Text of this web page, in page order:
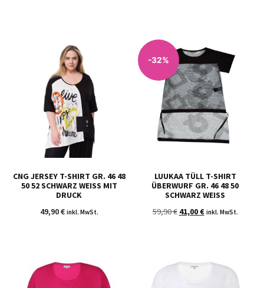
CNG JERSEY T-SHIRT GR. 46 48
50 52 SCHWARZ WEISS MIT D
RUCK
49,90€ inkl. MwSt.
-32%
LUUKAA TÜLL T-SHIRT
ÜBERWURF GR. 46 48 50
SCHWARZ WEISS
59,90€ 41,00€ inkl. MwSt.